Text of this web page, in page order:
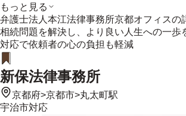
もっと見る
弁護士法人本江法律事務所京都オフィスの
相続問題を解決し、より良い人生への一歩
対応で依頼者の心の負担も軽減
新保法律事務所
京都府>京都市>丸太町駅
宇治市対応